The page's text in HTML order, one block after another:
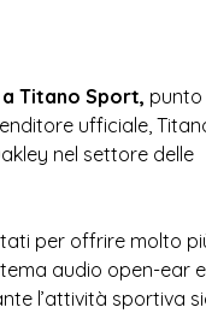
Titano Sport, punto
ufficiale,
nel settore delle
per offrire molto
audio open-ear e
l’attività sportiva